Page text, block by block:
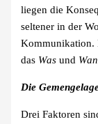
liegen die
seltener in der
Kommunikation.
das Was und
Die
Drei Faktoren